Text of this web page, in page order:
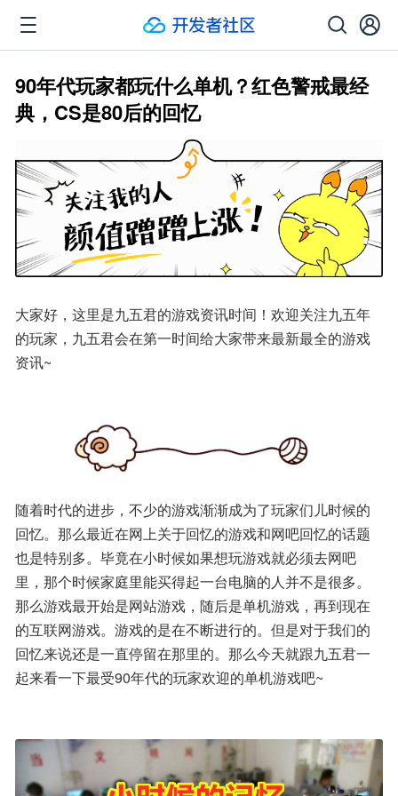
90年代玩家都玩什么单机？红色警戒最经
典，CS是80后的回忆
大家好，这里是九五君的游戏资讯时间！欢迎关注九五年
的玩家，九五君会在第一时间给大家带来最新最全的游戏
资讯~
随着时代的进步，不少的游戏渐渐成为了玩家们儿时候的
回忆。那么最近在网上关于回忆的游戏和网吧回忆的话题
也是特别多。毕竟在小时候如果想玩游戏就必须去网吧
里，那个时候家庭里能买得起一台电脑的人并不是很多。
那么游戏最开始是网站游戏，随后是单机游戏，再到现在
的互联网游戏。游戏的是在不断进行的。但是对于我们的
回忆来说还是一直停留在那里的。那么今天就跟九五君一
起来看一下最受90年代的玩家欢迎的单机游戏吧~